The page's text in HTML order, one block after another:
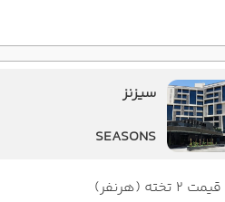
سیزنز
SEASONS
قیمت 2 تخته (هرنفر)